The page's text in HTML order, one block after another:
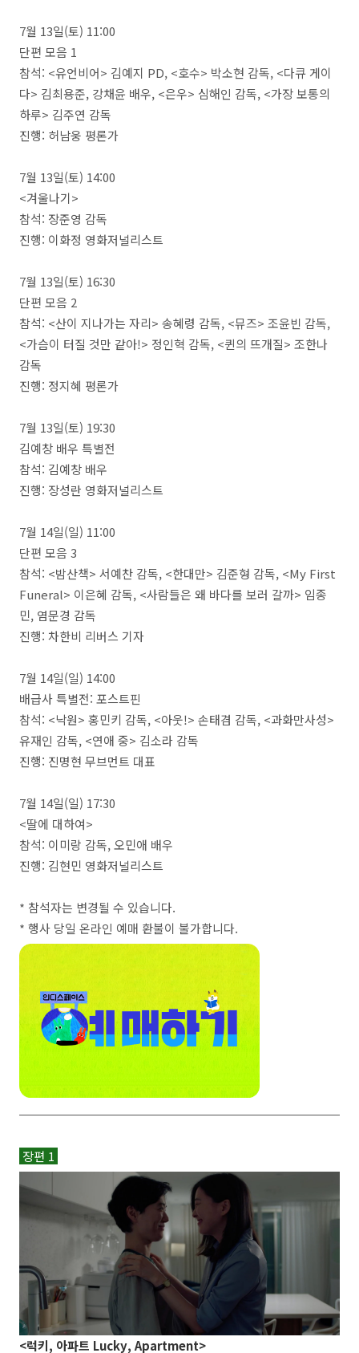
7월 13일(토) 11:00
단편 모음 1
참석: <유언비어> 김예지 PD, <호수> 박소현 감독, <다큐 게이
다> 김최용준, 강채윤 배우, <은우> 심해인 감독, <가장 보통의
하루> 김주연 감독
진행: 허남웅 평론가
7월 13일(토) 14:00
<겨울나기>
참석: 장준영 감독
진행: 이화정 영화저널리스트
7월 13일(토) 16:30
단편 모음 2
참석: <산이 지나가는 자리> 송혜령 감독, <뮤즈> 조윤빈 감독,
<가슴이 터질 것만 같아!> 정인혁 감독, <퀸의 뜨개질> 조한나
감독
진행: 정지혜 평론가
7월 13일(토) 19:30
김예창 배우 특별전
참석: 김예창 배우
진행: 장성란 영화저널리스트
7월 14일(일) 11:00
단편 모음 3
참석: <밤산책> 서예찬 감독, <한대만> 김준형 감독, <My First
Funeral> 이은혜 감독, <사람들은 왜 바다를 보러 갈까> 임종
민, 염문경 감독
진행: 차한비 리버스 기자
7월 14일(일) 14:00
배급사 특별전: 포스트핀
참석: <낙원> 홍민키 감독, <아웃!> 손태겸 감독, <과화만사성>
유재인 감독, <연애 중> 김소라 감독
진행: 진명현 무브먼트 대표
7월 14일(일) 17:30
<딸에 대하여>
참석: 이미랑 감독, 오민애 배우
진행: 김현민 영화저널리스트
* 참석자는 변경될 수 있습니다.
* 행사 당일 온라인 예매 환불이 불가합니다.
장편 1
<럭키, 아파트 Lucky, Apartment>